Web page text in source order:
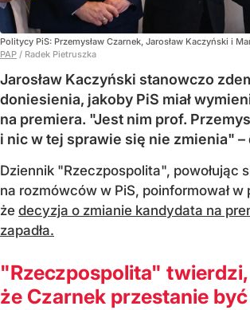
Politycy PiS: Przemysław Czarnek, Jarosław Kaczyński i
PAP / Radek Pietruszka
Jarosław Kaczyński stanowczo
doniesienia, jakoby PiS miał
na premiera. "Jest nim prof.
i nic w tej sprawie się nie zmienia" –
Dziennik "Rzeczpospolita", powołując
na rozmówców w PiS, poinformował w
że decyzja o zmianie kandydata na
zapadła.
"Rzeczpospolita" twierdzi,
że Czarnek przestanie być